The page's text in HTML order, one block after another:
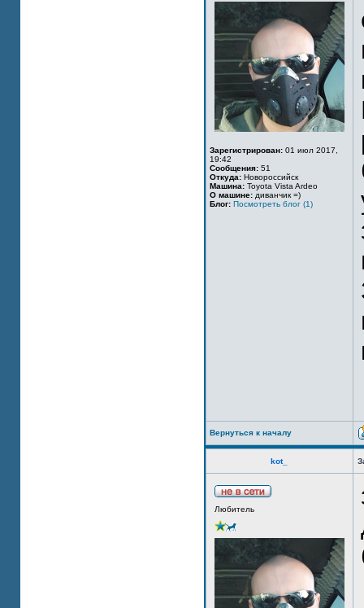
Зарегистрирован: 01 июл 2017,
19:42
Сообщения: 51
Откуда: Новороссийск
Машина: Toyota Vista Ardeo
О машине: диванчик =)
Блог: Посмотреть блог (1)
Вернуться к началу
kot_
Любитель